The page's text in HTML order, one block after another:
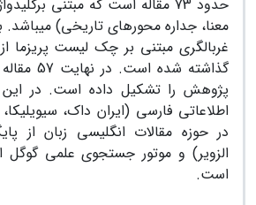
حدود 73 مقاله است که مبتنی
معنا، جداره محورهای تاریخی) می­باشد.
غربالگری مبتنی بر چک لیست پریزما
گذاشته
پژوهش را تشکیل داده است. در این
اطلاعاتی فارسی (ایران داک،
در حوزه مقالات انگلیسی زبان از
الزویر) و موتور جستجوی علمی گوگل
است.